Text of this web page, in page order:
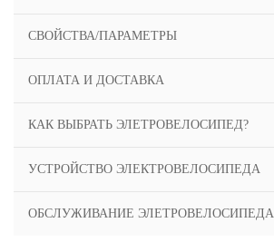
СВОЙСТВА/ПАРАМЕТРЫ
ОПЛАТА И ДОСТАВКА
КАК ВЫБРАТЬ ЭЛЕТРОВЕЛОСИПЕД?
УСТРОЙСТВО ЭЛЕКТРОВЕЛОСИПЕДА
ОБСЛУЖИВАНИЕ ЭЛЕТРОВЕЛОСИПЕДА